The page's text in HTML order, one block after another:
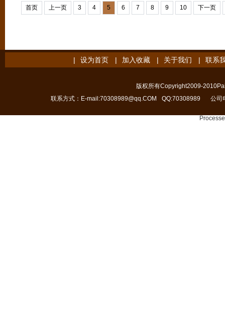
首页 上一页 3 4 5 6 7 8 9 10 下一页
| 设为首页 | 加入收藏 | 关于我们 | 联系
版权所有Copyright2009-
联系方式：E-mail:70308989@qq.COM
QQ:70308989 公司